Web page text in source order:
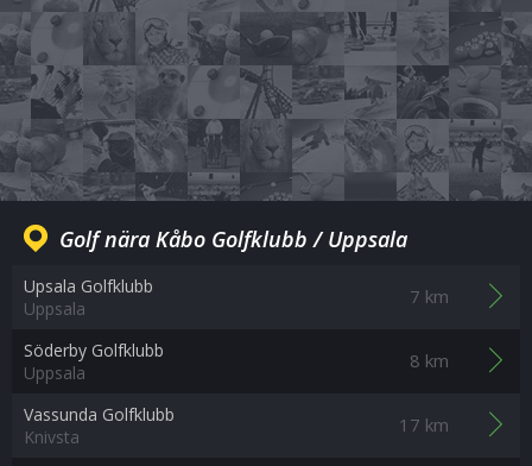
Golf nära Kåbo Golfklubb / Uppsala
Upsala Golfklubb
Uppsala
7 km
Söderby Golfklubb
Uppsala
8 km
Vassunda Golfklubb
Knivsta
17 km